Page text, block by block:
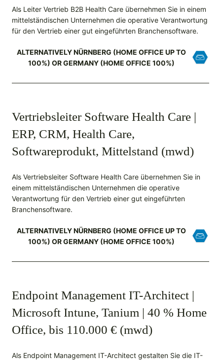
Als Leiter Vertrieb B2B Health Care übernehmen Sie in einem
mittelständischen Unternehmen die operative Verantwortung
für den Vertrieb einer gut eingeführten Branchensoftware.
ALTERNATIVELY NÜRNBERG (HOME OFFICE UP TO
100%) OR GERMANY (HOME OFFICE 100%)
Vertriebsleiter Software Health Care |
ERP, CRM, Health Care,
Softwareprodukt, Mittelstand (mwd)
Als Vertriebsleiter Software Health Care übernehmen Sie in
einem mittelständischen Unternehmen die operative
Verantwortung für den Vertrieb einer gut eingeführten
Branchensoftware.
ALTERNATIVELY NÜRNBERG (HOME OFFICE UP TO
100%) OR GERMANY (HOME OFFICE 100%)
Endpoint Management IT-Architect |
Microsoft Intune, Tanium | 40 % Home
Office, bis 110.000 € (mwd)
Als Endpoint Management IT-Architect gestalten Sie die IT-